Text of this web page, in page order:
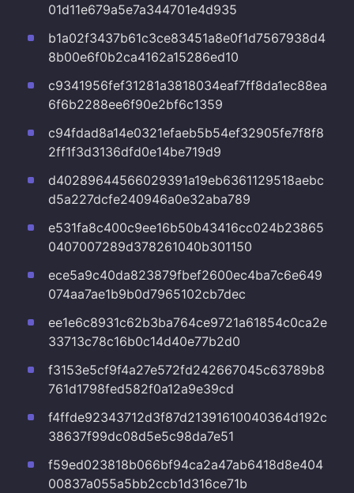
01d11e679a5e7a344701e4d935
b1a02f3437b61c3ce83451a8e0f1d7567938d4
8b00e6f0b2ca4162a15286ed10
c9341956fef31281a3818034eaf7ff8da1ec88ea
6f6b2288ee6f90e2bf6c1359
c94fdad8a14e0321efaeb5b54ef32905fe7f8f8
2ff1f3d3136dfd0e14be719d9
d40289644566029391a19eb6361129518aebc
d5a227dcfe240946a0e32aba789
e531fa8c400c9ee16b50b43416cc024b23865
0407007289d378261040b301150
ece5a9c40da823879fbef2600ec4ba7c6e649
074aa7ae1b9b0d7965102cb7dec
ee1e6c8931c62b3ba764ce9721a61854c0ca2e
33713c78c16b0c14d40e77b2d0
f3153e5cf9f4a27e572fd242667045c63789b8
761d1798fed582f0a12a9e39cd
f4ffde92343712d3f87d21391610040364d192c
38637f99dc08d5e5c98da7e51
f59ed023818b066bf94ca2a47ab6418d8e404
00837a055a5bb2ccb1d316ce71b